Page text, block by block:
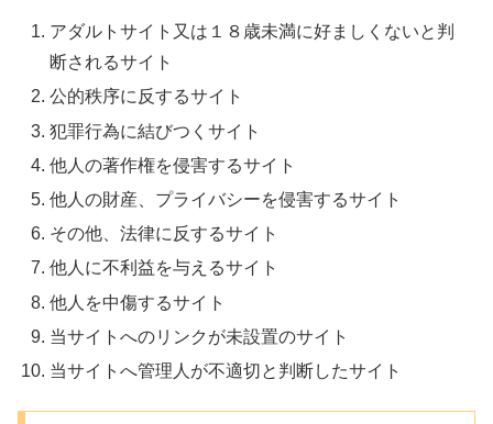
アダルトサイト又は１８歳未満に好ましくないと判
断されるサイト
公的秩序に反するサイト
犯罪行為に結びつくサイト
他人の著作権を侵害するサイト
他人の財産、プライバシーを侵害するサイト
その他、法律に反するサイト
他人に不利益を与えるサイト
他人を中傷するサイト
当サイトへのリンクが未設置のサイト
当サイトへ管理人が不適切と判断したサイト